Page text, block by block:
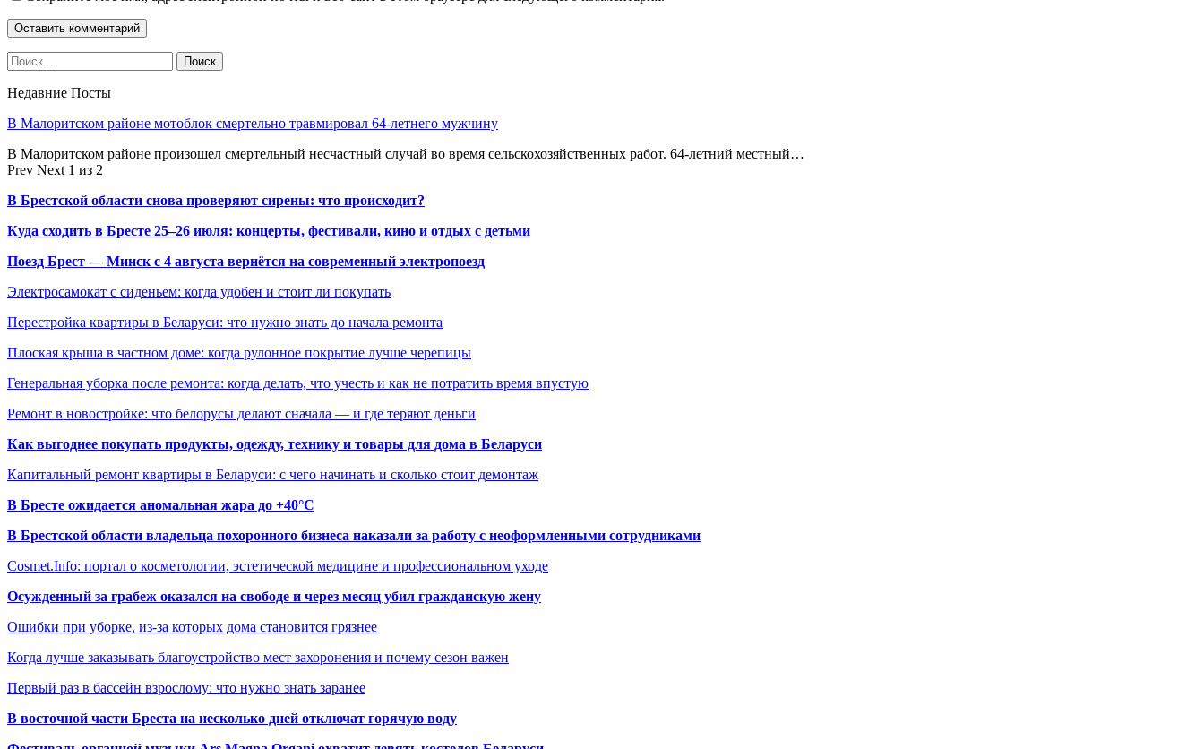
Недавние Посты
В Малоритском районе мотоблок смертельно травмировал 64-летнего мужчину
В Малоритском районе произошел смертельный несчастный случай во время сельскохозяйственных работ. 64-летний местный…
Prev Next 1 из 2
В Брестской области снова проверяют сирены: что происходит?
Куда сходить в Бресте 25–26 июля: концерты, фестивали, кино и отдых с детьми
Поезд Брест — Минск с 4 августа вернётся на современный электропоезд
Электросамокат с сиденьем: когда удобен и стоит ли покупать
Перестройка квартиры в Беларуси: что нужно знать до начала ремонта
Плоская крыша в частном доме: когда рулонное покрытие лучше черепицы
Генеральная уборка после ремонта: когда делать, что учесть и как не потратить время впустую
Ремонт в новостройке: что белорусы делают сначала — и где теряют деньги
Как выгоднее покупать продукты, одежду, технику и товары для дома в Беларуси
Капитальный ремонт квартиры в Беларуси: с чего начинать и сколько стоит демонтаж
В Бресте ожидается аномальная жара до +40°C
В Брестской области владельца похоронного бизнеса наказали за работу с неоформленными сотрудниками
Cosmet.Info: портал о косметологии, эстетической медицине и профессиональном уходе
Осужденный за грабеж оказался на свободе и через месяц убил гражданскую жену
Ошибки при уборке, из-за которых дома становится грязнее
Когда лучше заказывать благоустройство мест захоронения и почему сезон важен
Первый раз в бассейн взрослому: что нужно знать заранее
В восточной части Бреста на несколько дней отключат горячую воду